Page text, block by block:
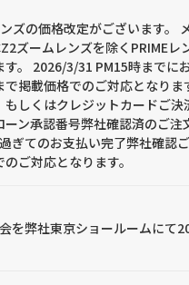
ズの価格改定がございます。
ズームレンズを除くPRIMEレ
す。 2026/3/31 PM15時までに
掲載価格でのご対応となりま
もしくはクレジットカードご決
ン承認番号弊社確認済のご注
ぎてのお支払い完了弊社確認
ご対応となります。
を弊社東京ショールームにて